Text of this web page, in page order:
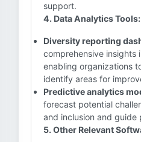
support.
4. Data Analytics Tools:
Diversity reporting
comprehensive insights
enabling organizations
identify areas for
Predictive analytics
forecast potential
and inclusion and guide
5. Other Relevant